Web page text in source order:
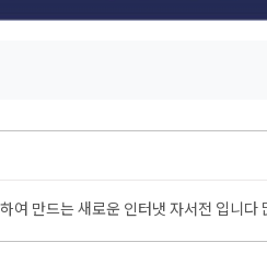
여 만드는 새로운 인터냇 자서전 입니다